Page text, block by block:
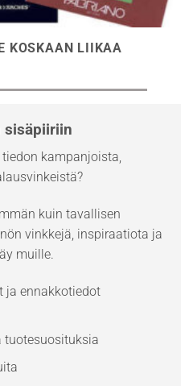
KOSKAAN LIIKAA
sisäpiiriin
kampanjoista,
kuin tavallisen
vinkkejä, inspiraatiota ja
muille.
ja ennakkotiedot